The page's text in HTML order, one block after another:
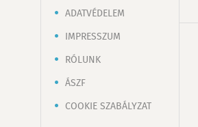
ADATVÉDELEM
IMPRESSZUM
RÓLUNK
ÁSZF
COOKIE SZABÁLYZAT